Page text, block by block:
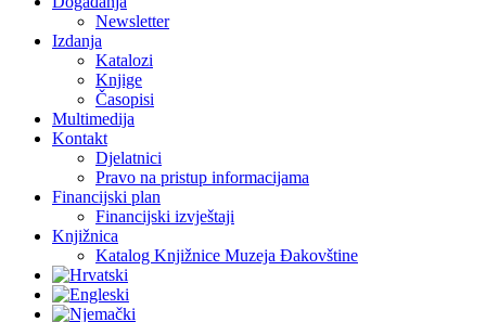
Newsletter
Izdanja
Katalozi
Knjige
Časopisi
Multimedija
Kontakt
Djelatnici
Pravo na pristup informacijama
Financijski plan
Financijski izvještaji
Knjižnica
Katalog Knjižnice Muzeja Đakovštine